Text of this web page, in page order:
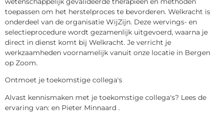
toepassen om het herstelproces te bevorderen. Welkracht is
onderdeel van de organisatie WijZijn. Deze wervings- en
selectieprocedure wordt gezamenlijk uitgevoerd, waarna je
direct in dienst komt bij Welkracht. Je verricht je
werkzaamheden voornamelijk vanuit onze locatie in Bergen
op Zoom.
Ontmoet je toekomstige collega's
Alvast kennismaken met je toekomstige collega's? Lees de
ervaring van: en Pieter Minnaard .